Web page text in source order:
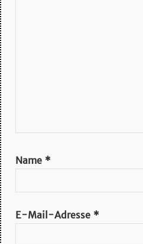
Name *
E-Mail-Adresse *